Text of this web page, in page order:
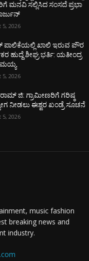
ಮನವಿ ಸಲ್ಲಿಸಿದ ಸಂಸದೆ ಪ್ರಭಾ
5, 2026
ಪಾಲಿಕೆಯಲ್ಲಿ ಖಾಲಿ ಇರುವ ಪೌರ
ಹುದ್ದೆ ಶೀಘ್ರ ಭರ್ತಿ: ಯತೀಂದ್ರ
5, 2026
ಜಿ: ಗ್ರಾಮೀಣರಿಗೆ ಗರಿಷ್ಠ
ನೀಡಲು ಈಶ್ವರ ಖಂಡ್ರೆ ಸೂಚನೆ
5, 2026
music fashion
breaking news and
industry.